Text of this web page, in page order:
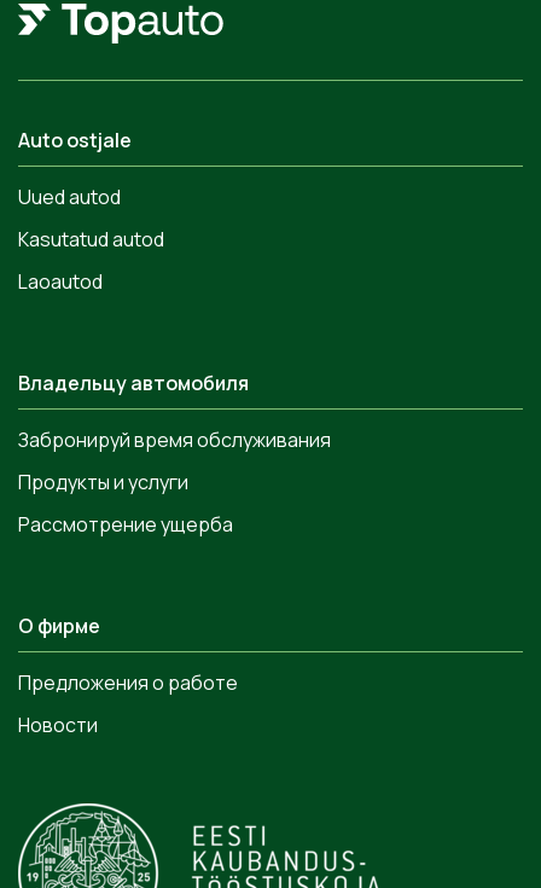
Auto ostjale
Uued autod
Kasutatud autod
Laoautod
Владельцу автомобиля
Забронируй время обслуживания
Продукты и услуги
Рассмотрение ущерба
О фирме
Предложения о работе
Новости